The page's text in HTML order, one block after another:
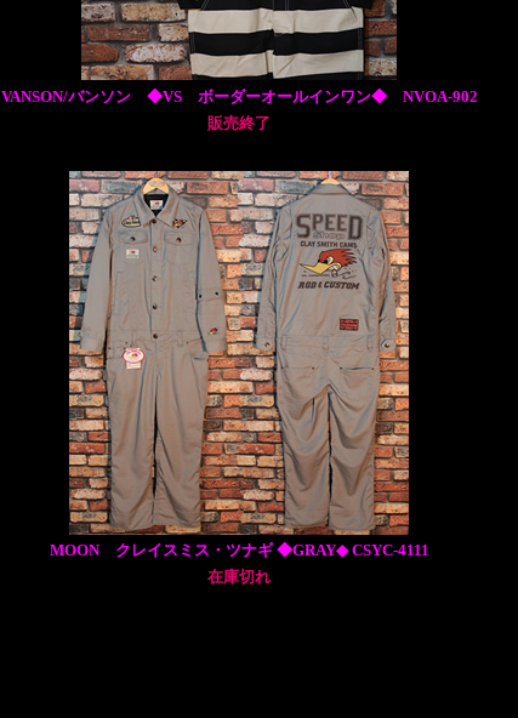
VANSON/バンソン ◆VS ボーダーオールインワン◆ NVOA-902
販売終了
MOON クレイスミス・ツナギ ◆GRAY◆ CSYC-4111
在庫切れ